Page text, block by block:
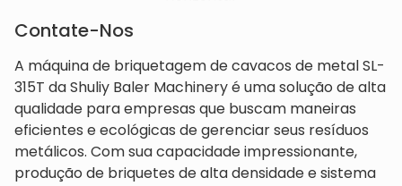
Contate-Nos
A máquina de briquetagem de cavacos de metal SL-
315T da Shuliy Baler Machinery é uma solução de alta
qualidade para empresas que buscam maneiras
eficientes e ecológicas de gerenciar seus resíduos
metálicos. Com sua capacidade impressionante,
produção de briquetes de alta densidade e sistema